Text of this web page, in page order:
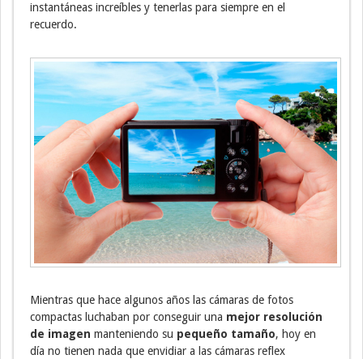
instantáneas increíbles y tenerlas para siempre en el
recuerdo.
Mientras que hace algunos años las cámaras de fotos
compactas luchaban por conseguir una mejor resolución
de imagen manteniendo su pequeño tamaño, hoy en
día no tienen nada que envidiar a las cámaras reflex